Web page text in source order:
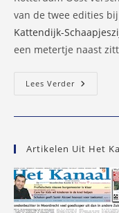
van de twee edities
Kattendijk-
een metertje naast
Lees Verder
Speld
Artikelen Uit Het